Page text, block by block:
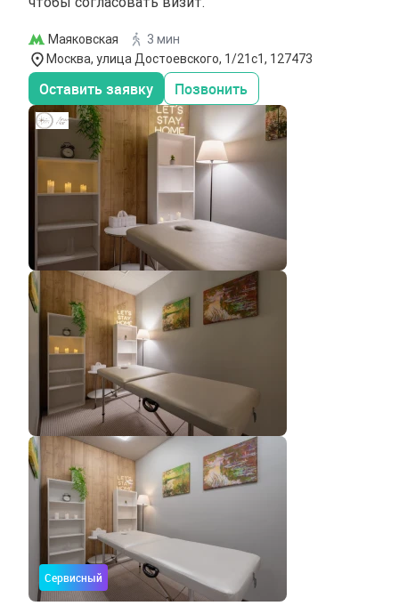
Маяковская
3 мин
Москва, улица Достоевского, 1/21с1, 127473
Оставить заявку Позвонить
Сервисный